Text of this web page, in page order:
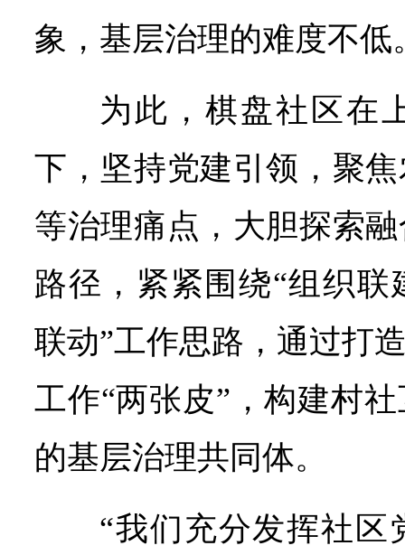
象，基层治理的难度不低
为此，棋盘社区在
下，坚持党建引领，聚
等治理痛点，大胆探索
路径，紧紧围绕“组织
联动”工作思路，通过打
工作“两张皮”，构建村
的基层治理共同体。
“我们充分发挥社区